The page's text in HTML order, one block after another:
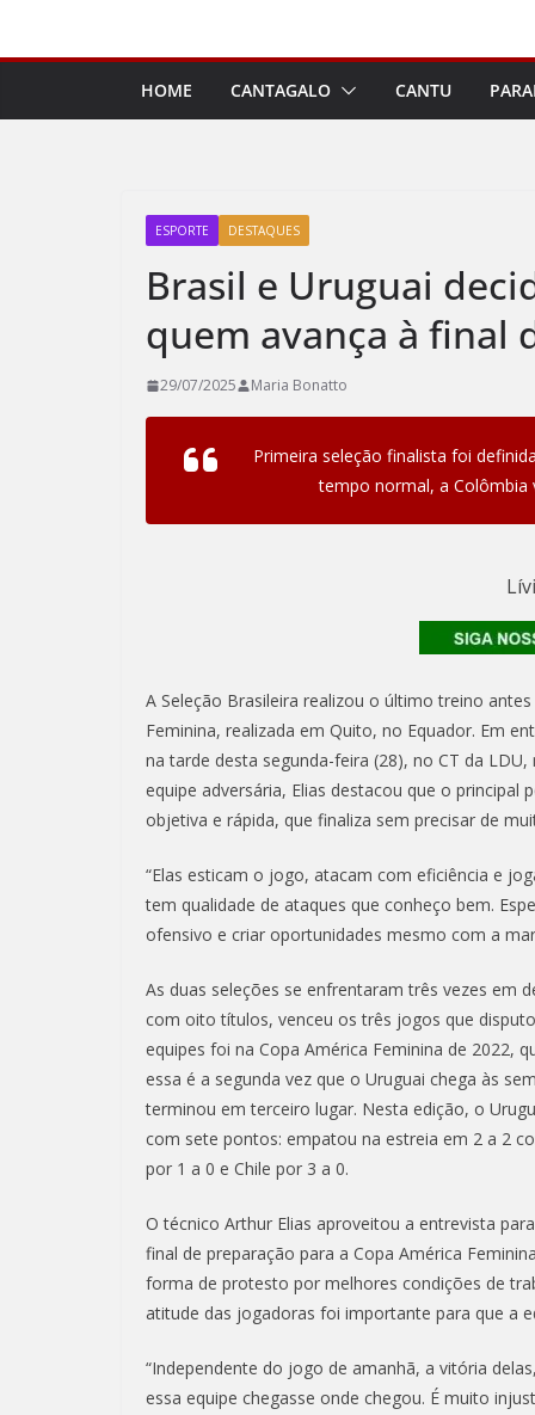
conteúdo
HOME CANTAGALO CANTU
ESPORTE DESTAQUES
Brasil e Uruguai
quem avança à final
29/07/2025 Maria Bonatto
Primeira seleção finalista foi
tempo normal, a Colômbia
A Seleção Brasileira realizou o último treino
Feminina, realizada em Quito, no Equador. Em
na tarde desta segunda-feira (28), no CT da
equipe adversária, Elias destacou que o
objetiva e rápida, que finaliza sem precisar de
“Elas esticam o jogo, atacam com eficiência e
tem qualidade de ataques que conheço bem.
ofensivo e criar oportunidades mesmo com a
As duas seleções se enfrentaram três vezes em
com oito títulos, venceu os três jogos que
equipes foi na Copa América Feminina de 2022,
essa é a segunda vez que o Uruguai chega às
terminou em terceiro lugar. Nesta edição, o
com sete pontos: empatou na estreia em 2 a 2
por 1 a 0 e Chile por 3 a 0.
O técnico Arthur Elias aproveitou a entrevista
final de preparação para a Copa América
forma de protesto por melhores condições de
atitude das jogadoras foi importante para que a
“Independente do jogo de amanhã, a vitória
essa equipe chegasse onde chegou. É muito